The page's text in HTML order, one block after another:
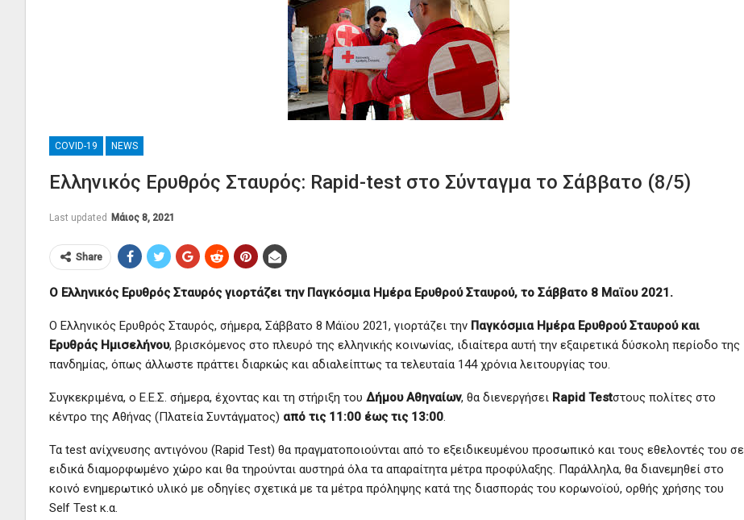
COVID-19 NEWS
Ελληνικός Ερυθρός Σταυρός: Rapid-test στο Σύνταγμα το Σάββατο (8/5)
Last updated Μάιος 8, 2021
Share
Ο Ελληνικός Ερυθρός Σταυρός γιορτάζει την Παγκόσμια Ημέρα Ερυθρού Σταυρού, το Σάββατο 8 Μαϊου 2021.
Ο Ελληνικός Ερυθρός Σταυρός, σήμερα, Σάββατο 8 Μάϊου 2021, γιορτάζει την Παγκόσμια Ημέρα Ερυθρού Σταυρού και
Ερυθράς Ημισελήνου, βρισκόμενος στο πλευρό της ελληνικής κοινωνίας, ιδιαίτερα αυτή την εξαιρετικά δύσκολη περίοδο της
πανδημίας, όπως άλλωστε πράττει διαρκώς και αδιαλείπτως τα τελευταία 144 χρόνια λειτουργίας του.
Συγκεκριμένα, ο Ε.Ε.Σ. σήμερα, έχοντας και τη στήριξη του Δήμου Αθηναίων, θα διενεργήσει Rapid Testστους πολίτες στο
κέντρο της Αθήνας (Πλατεία Συντάγματος) από τις 11:00 έως τις 13:00.
Τα test ανίχνευσης αντιγόνου (Rapid Test) θα πραγματοποιούνται από το εξειδικευμένου προσωπικό και τους εθελοντές του σε
ειδικά διαμορφωμένο χώρο και θα τηρούνται αυστηρά όλα τα απαραίτητα μέτρα προφύλαξης. Παράλληλα, θα διανεμηθεί στο
κοινό ενημερωτικό υλικό με oδηγίες σχετικά με τα μέτρα πρόληψης κατά της διασποράς του κορωνοϊού, ορθής χρήσης του
Self Test κ.α.